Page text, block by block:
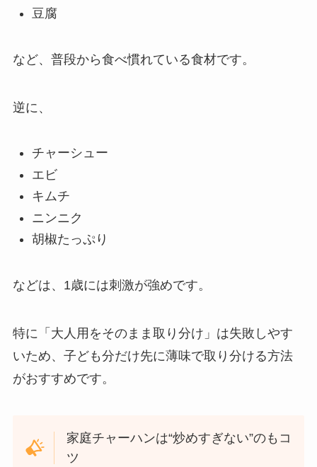
豆腐
など、普段から食べ慣れている食材です。
逆に、
チャーシュー
エビ
キムチ
ニンニク
胡椒たっぷり
などは、1歳には刺激が強めです。
特に「大人用をそのまま取り分け」は失敗しやす
いため、子ども分だけ先に薄味で取り分ける方法
がおすすめです。
家庭チャーハンは“炒めすぎない”のもコ
ツ